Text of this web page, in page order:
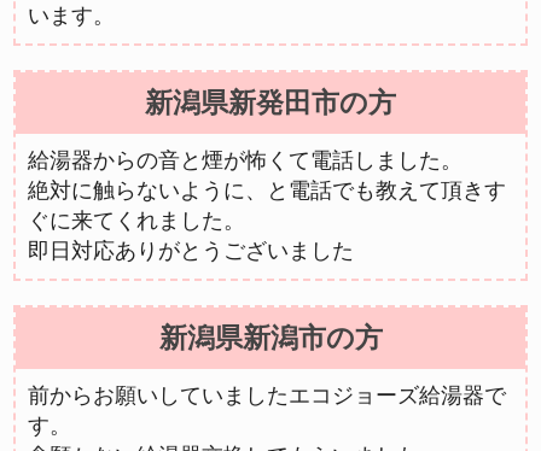
います。
新潟県新発田市の方
給湯器からの音と煙が怖くて電話しました。
絶対に触らないように、と電話でも教えて頂きす
ぐに来てくれました。
即日対応ありがとうございました
新潟県新潟市の方
前からお願いしていましたエコジョーズ給湯器で
す。